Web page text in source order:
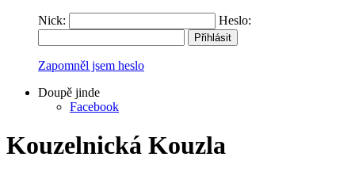
Nick: Heslo:
Zapomněl jsem heslo
Doupě jinde
Facebook
Kouzelnická Kouzla